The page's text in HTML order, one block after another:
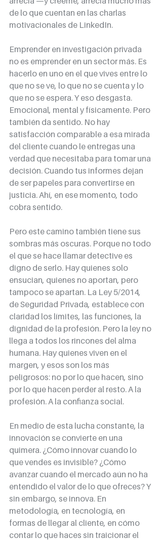
de lo que cuentan en las charlas
motivacionales de LinkedIn.
Emprender en investigación privada
no es emprender en un sector más. Es
hacerlo en uno en el que vives entre lo
que no se ve, lo que no se cuenta y lo
que no se espera. Y eso desgasta.
Emocional, mental y físicamente. Pero
también da sentido. No hay
satisfacción comparable a esa mirada
del cliente cuando le entregas una
verdad que necesitaba para tomar una
decisión. Cuando tus informes dejan
de ser papeles para convertirse en
justicia. Ahí, en ese momento, todo
cobra sentido.
Pero este camino también tiene sus
sombras más oscuras. Porque no todo
el que se hace llamar detective es
digno de serlo. Hay quienes solo
ensucian, quienes no aportan, pero
tampoco se apartan. La Ley 5/2014,
de Seguridad Privada, establece con
claridad los límites, las funciones, la
dignidad de la profesión. Pero la ley no
llega a todos los rincones del alma
humana. Hay quienes viven en el
margen, y esos son los más
peligrosos: no por lo que hacen, sino
por lo que hacen perder al resto. A la
profesión. A la confianza social.
En medio de esta lucha constante, la
innovación se convierte en una
quimera. ¿Cómo innovar cuando lo
que vendes es invisible? ¿Cómo
avanzar cuando el mercado aún no ha
entendido el valor de lo que ofreces? Y
sin embargo, se innova. En
metodología, en tecnología, en
formas de llegar al cliente, en cómo
contar lo que haces sin traicionar el